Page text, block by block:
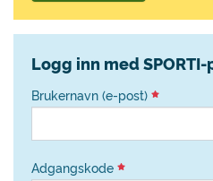
Logg inn med
Brukernavn (e-post)
Adgangskode